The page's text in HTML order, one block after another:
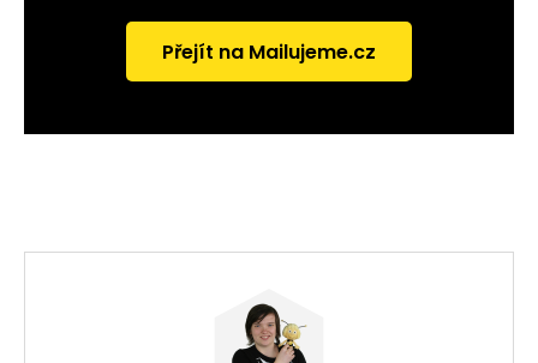
Přejít na Mailujeme.cz